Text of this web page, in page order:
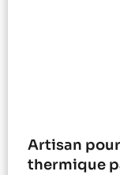
Artisan
thermique